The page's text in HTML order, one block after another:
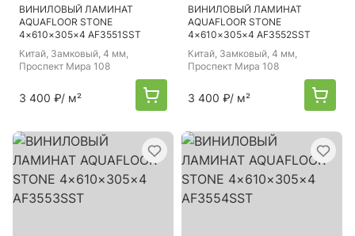
ВИНИЛОВЫЙ ЛАМИНАТ
AQUAFLOOR STONE
4×610×305×4 AF3551SST
Китай, Замковый, 4 мм,
Проспект Мира 108
3 400 ₽/ м²
ВИНИЛОВЫЙ ЛАМИНАТ
AQUAFLOOR STONE
4×610×305×4 AF3552SST
Китай, Замковый, 4 мм,
Проспект Мира 108
3 400 ₽/ м²